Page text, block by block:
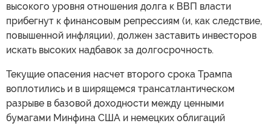
высокого уровня отношения долга к ВВП власти
прибегнут к финансовым репрессиям (и, как следствие,
повышенной инфляции), должен заставить инвесторов
искать высоких надбавок за долгосрочность.
Текущие опасения насчет второго срока Трампа
воплотились и в ширящемся трансатлантическом
разрыве в базовой доходности между ценными
бумагами Минфина США и немецких облигаций